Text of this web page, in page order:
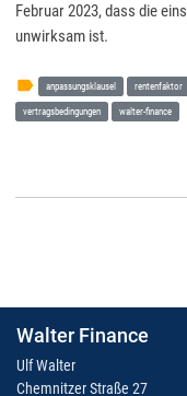
Februar 2023, dass die
unwirksam ist.
label anpassungsklausel rentenfaktor
vertragsbedingungen walter-finance
Walter Finance
Ulf Walter
Chemnitzer Straße 27